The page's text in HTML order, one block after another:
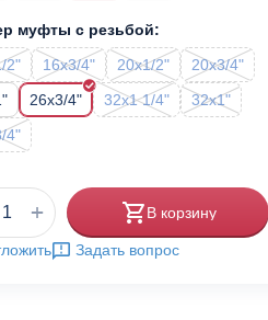
муфты с резьбой:
2"
16x3/4" 20x1/2"
20x3/4"
26x3/4" 32x1 1/4"
32x1"
4"
+ В корзину
Задать вопрос